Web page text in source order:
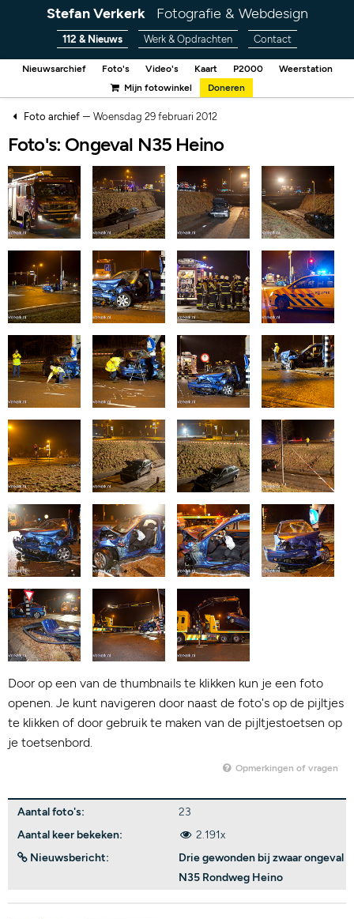
Stefan Verkerk Fotografie & Webdesign
112 & Nieuws Werk & Opdrachten Contact
Nieuwsarchief Foto's Video's Kaart P2000
Weerstation
Mijn fotowinkel
Doneren
Foto archief– Woensdag 29 februari 2012
Foto's: Ongeval N35 Heino
Door op een van de thumbnails te klikken kun je een foto
openen. Je kunt navigeren door naast de foto's op de pijltjes
te klikken of door gebruik te maken van de pijltjestoetsen op
je toetsenbord.
Opmerkingen of vragen
Aantal foto's:
23
Aantal keer bekeken:
2.191x
Nieuwsbericht:
Drie gewonden bij zwaar ongeval
N35 Rondweg Heino